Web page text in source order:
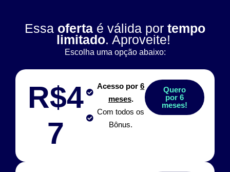
Essa oferta é válida por tempo
limitado. Aproveite!
Escolha uma opção abaixo:
R$4
7
Acesso por6
meses.
Com todos os
Bônus.
Quero
por 6
meses!